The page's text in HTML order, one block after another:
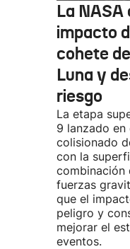
La
impacto
cohete
Luna y
riesgo
La etapa
9 lanzado
colisionado
con la
combinación
fuerzas
que el
peligro y
mejorar el
eventos.